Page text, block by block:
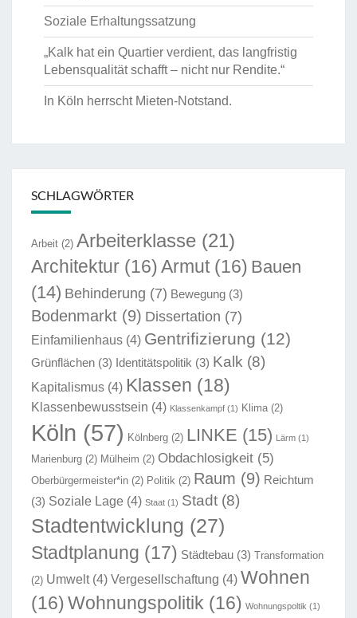
Soziale Erhaltungssatzung
„Kalk hat ein Quartier verdient, das langfristig
Lebensqualität schafft – nicht nur Rendite.“
In Köln herrscht Mieten-Notstand.
SCHLAGWÖRTER
Arbeit (2) Arbeiterklasse (21)
Architektur (16) Armut (16) Bauen
(14) Behinderung (7) Bewegung (3)
Bodenmarkt (9) Dissertation (7)
Einfamilienhaus (4) Gentrifizierung (12)
Grünflächen (3) Identitätspolitik (3) Kalk (8)
Kapitalismus (4) Klassen (18)
Klassenbewusstsein (4) Klassenkampf (1) Klima (2)
Köln (57) Kölnberg (2) LINKE (15) Lärm (1)
Marienburg (2) Mülheim (2) Obdachlosigkeit (5)
Oberbürgermeister*in (2) Politik (2) Raum (9) Reichtum
(3) Soziale Lage (4) Staat (1) Stadt (8)
Stadtentwicklung (27)
Stadtplanung (17) Städtebau (3) Transformation
(2) Umwelt(4) Vergesellschaftung (4) Wohnen
(16) Wohnungspolitik (16) Wohnungspoltik (1)